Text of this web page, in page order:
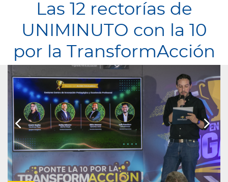
Las 12 rectorías de
UNIMINUTO con la 10
por la TransformAcción
 